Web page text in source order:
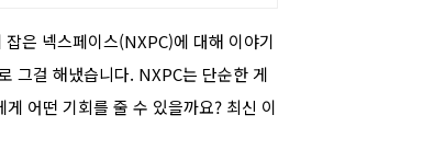
은 넥스페이스(NXPC)에 대해 이야기
그걸 해냈습니다. NXPC는 단순한 게
어떤 기회를 줄 수 있을까요? 최신 이